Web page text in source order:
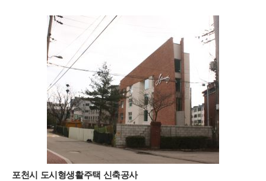
포천시 도시형생활주택 신축공사